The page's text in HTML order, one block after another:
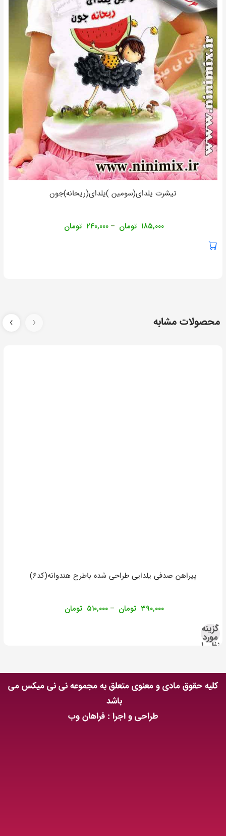
تیشرت یلدای(سومین )یلدای(ریحانه)جون
۱۸۵,۰۰۰ تومان – ۲۴۰,۰۰۰ تومان
محصولات مشابه
پیراهن صدفی یلدایی طراحی شده باطرح هندوانه(کد۶)
۳۹۰,۰۰۰ تومان – ۵۱۰,۰۰۰ تومان
گزینه
مورد
نظر را
‹
›
کلیه حقوق مادی و معنوی متعلق به مجموعه نی نی میکس می
باشد
طراحی و اجرا : فراهان وب